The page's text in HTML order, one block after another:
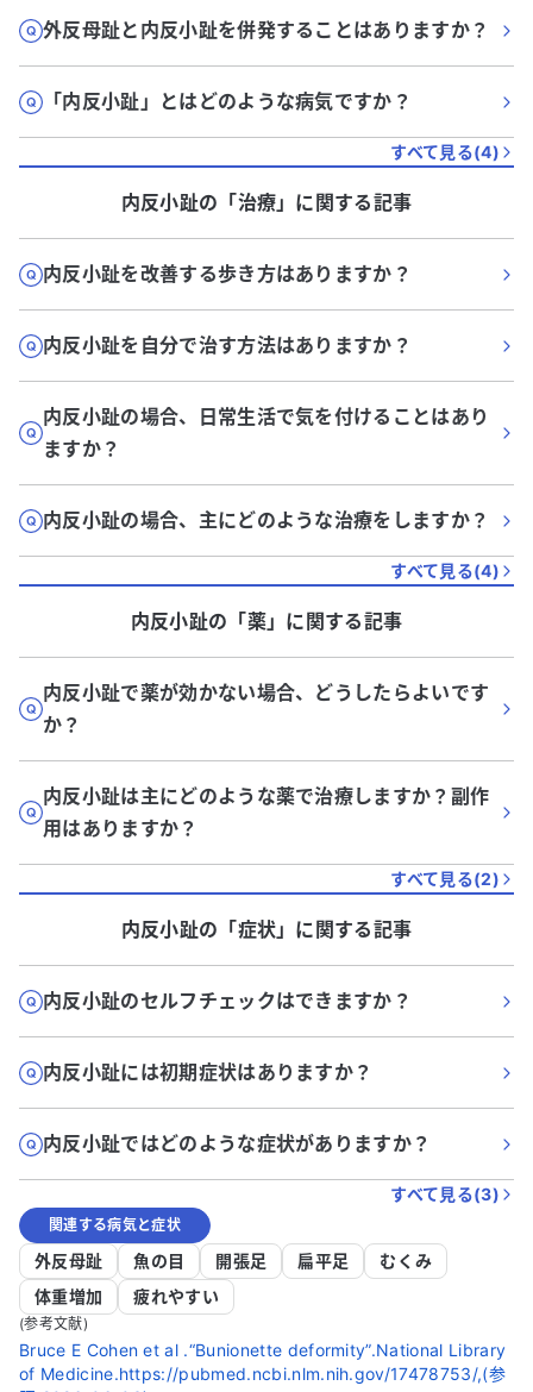
外反母趾と内反小趾を併発することはありますか？
「内反小趾」とはどのような病気ですか？
すべて見る(4)
内反小趾の「治療」に関する記事
内反小趾を改善する歩き方はありますか？
内反小趾を自分で治す方法はありますか？
内反小趾の場合、日常生活で気を付けることはあり
ますか？
内反小趾の場合、主にどのような治療をしますか？
すべて見る(4)
内反小趾の「薬」に関する記事
内反小趾で薬が効かない場合、どうしたらよいです
か？
内反小趾は主にどのような薬で治療しますか？副作
用はありますか？
すべて見る(2)
内反小趾の「症状」に関する記事
内反小趾のセルフチェックはできますか？
内反小趾には初期症状はありますか？
内反小趾ではどのような症状がありますか？
すべて見る(3)
関連する病気と症状
外反母趾 魚の目 開張足 扁平足
むくみ
体重増加
疲れやすい
(参考文献)
Bruce E Cohen et al .“Bunionette deformity”.National Library
of Medicine.https://pubmed.ncbi.nlm.nih.gov/17478753/,(参